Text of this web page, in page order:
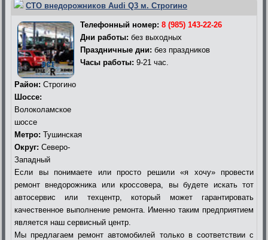
СТО внедорожников Audi Q3 м. Строгино
Телефонный номер: 8 (985) 143-22-26
Дни работы: без выходных
Праздничные дни: без праздников
Часы работы: 9-21 час.
Район: Строгино
Шоссе:
Волоколамское
шоссе
Метро: Тушинская
Округ: Северо-
Западный
Если вы понимаете или просто решили «я хочу» провести
ремонт внедорожника или кроссовера, вы будете искать тот
автосервис или техцентр, который может гарантировать
качественное выполнение ремонта. Именно таким предприятием
является наш сервисный центр.
Мы предлагаем ремонт автомобилей только в соответствии с